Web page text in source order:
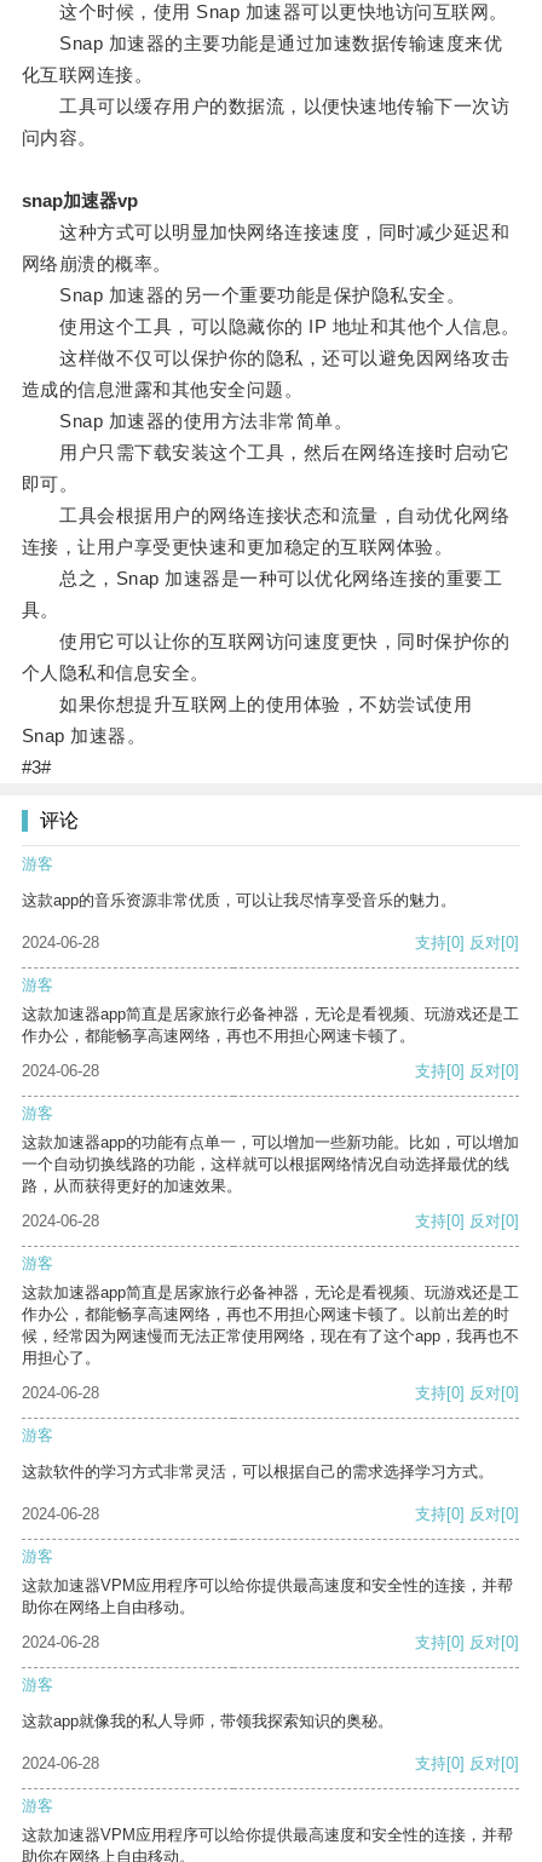
这个时候，使用 Snap 加速器可以更快地访问互联网。
Snap 加速器的主要功能是通过加速数据传输速度来优
化互联网连接。
工具可以缓存用户的数据流，以便快速地传输下一次访
问内容。
snap加速器vp
这种方式可以明显加快网络连接速度，同时减少延迟和
网络崩溃的概率。
Snap 加速器的另一个重要功能是保护隐私安全。
使用这个工具，可以隐藏你的 IP 地址和其他个人信息。
这样做不仅可以保护你的隐私，还可以避免因网络攻击
造成的信息泄露和其他安全问题。
Snap 加速器的使用方法非常简单。
用户只需下载安装这个工具，然后在网络连接时启动它
即可。
工具会根据用户的网络连接状态和流量，自动优化网络
连接，让用户享受更快速和更加稳定的互联网体验。
总之，Snap 加速器是一种可以优化网络连接的重要工
具。
使用它可以让你的互联网访问速度更快，同时保护你的
个人隐私和信息安全。
如果你想提升互联网上的使用体验，不妨尝试使用
Snap 加速器。
#3#
评论
游客
这款app的音乐资源非常优质，可以让我尽情享受音乐的魅力。
2024-06-28 支持[0] 反对[0]
游客
这款加速器app简直是居家旅行必备神器，无论是看视频、玩游戏还是工
作办公，都能畅享高速网络，再也不用担心网速卡顿了。
2024-06-28
支持[0] 反对[0]
游客
这款加速器app的功能有点单一，可以增加一些新功能。比如，可以增加
一个自动切换线路的功能，这样就可以根据网络情况自动选择最优的线
路，从而获得更好的加速效果。
2024-06-28
支持[0] 反对[0]
游客
这款加速器app简直是居家旅行必备神器，无论是看视频、玩游戏还是工
作办公，都能畅享高速网络，再也不用担心网速卡顿了。以前出差的时
候，经常因为网速慢而无法正常使用网络，现在有了这个app，我再也不
用担心了。
2024-06-28
支持[0] 反对[0]
游客
这款软件的学习方式非常灵活，可以根据自己的需求选择学习方式。
2024-06-28 支持[0] 反对[0]
游客
这款加速器VPM应用程序可以给你提供最高速度和安全性的连接，并帮
助你在网络上自由移动。
2024-06-28
支持[0] 反对[0]
游客
这款app就像我的私人导师，带领我探索知识的奥秘。
2024-06-28 支持[0] 反对[0]
游客
这款加速器VPM应用程序可以给你提供最高速度和安全性的连接，并帮
助你在网络上自由移动。